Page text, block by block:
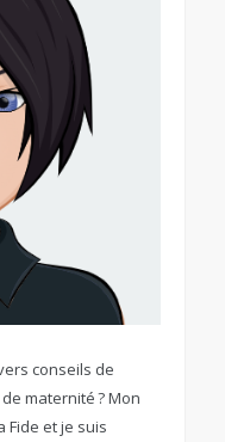
conseils de
maternité ? Mon
Fide et je suis